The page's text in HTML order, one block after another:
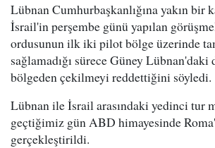
Lübnan Cumhurbaşkanlığına yakın bir
İsrail'in perşembe günü yapılan
ordusunun ilk iki pilot bölge üzerinde
sağlamadığı sürece Güney Lübnan'daki
bölgeden çekilmeyi reddettiğini söyledi.
Lübnan ile İsrail arasındaki yedinci tur
geçtiğimiz gün ABD himayesinde
gerçekleştirildi.